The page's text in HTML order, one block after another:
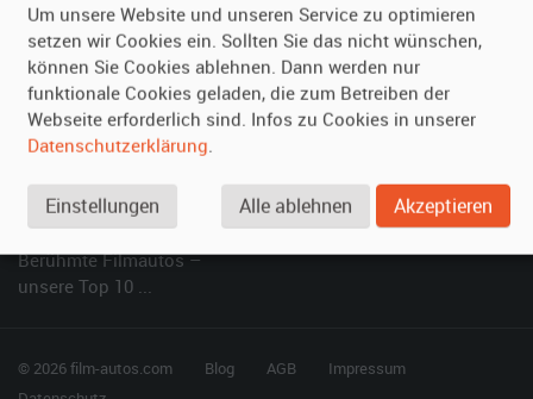
Vermieten
Oldtimer anmelden
Fotos senden
Fragen für Vermieter
Hilfe
Häufige Fragen (FAQ)
So funktioniert's
SPECIAL
Berühmte Filmautos –
unsere Top 10 ...
© 2026 film-autos.com Blog AGB
Impressum
Um unsere Website und unseren Service zu optimieren
setzen wir Cookies ein. Sollten Sie das nicht wünschen,
können Sie Cookies ablehnen. Dann werden nur
funktionale Cookies geladen, die zum Betreiben der
Webseite erforderlich sind. Infos zu Cookies in unserer
Datenschutzerklärung.
Einstellungen Alle ablehnen Akzeptieren